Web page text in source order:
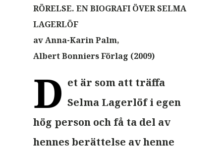
RÖRELSE. EN BIOGRAFI ÖVER SELMA
LAGERLÖF
av Anna-Karin Palm,
Albert Bonniers Förlag (2009)
D et är som att träffa
Selma Lagerlöf i egen
hög person och få ta del av
hennes berättelse av henne